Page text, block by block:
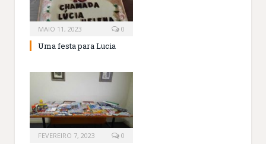
MAIO 11, 2023 0
Uma festa para Lucia
FEVEREIRO 7, 2023 0